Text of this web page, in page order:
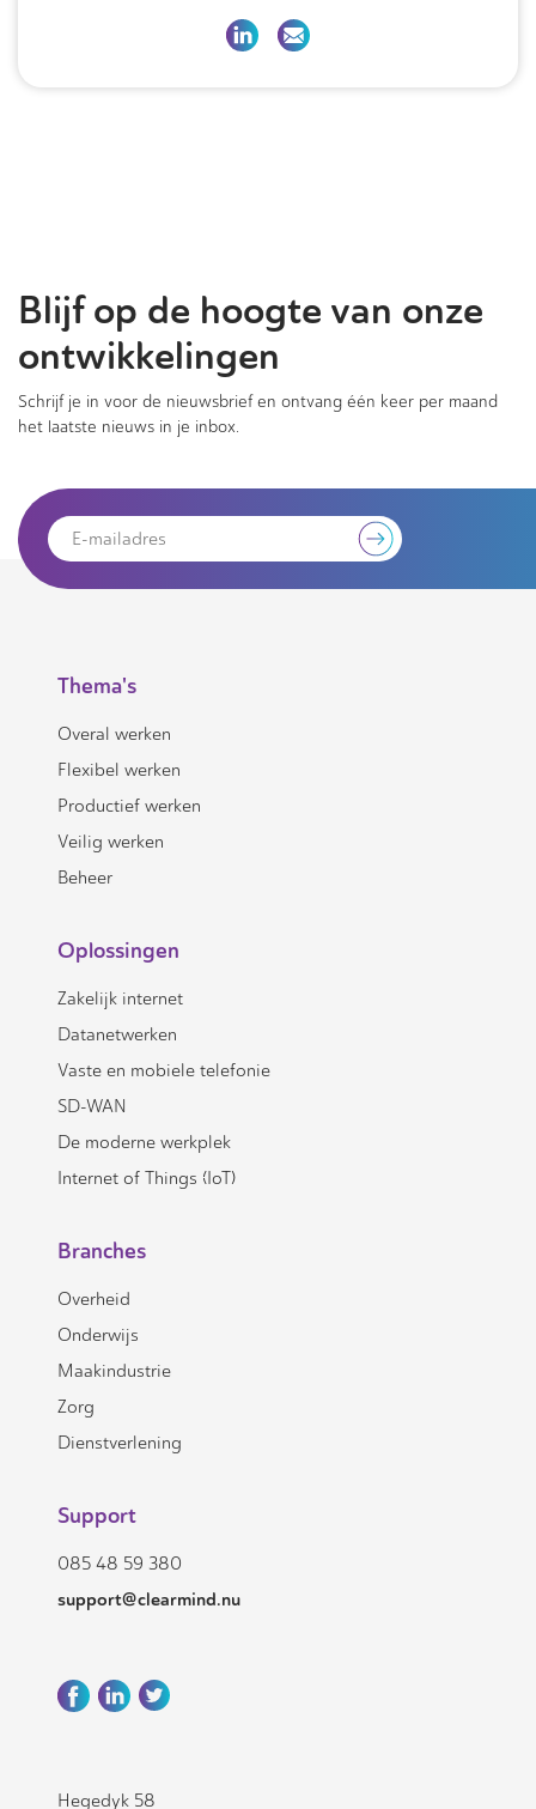
Blijf op de hoogte van onze
ontwikkelingen
Schrijf je in voor de nieuwsbrief en ontvang één keer per maand
het laatste nieuws in je inbox.
Thema's
Overal werken
Flexibel werken
Productief werken
Veilig werken
Beheer
Oplossingen
Zakelijk internet
Datanetwerken
Vaste en mobiele telefonie
SD-WAN
De moderne werkplek
Internet of Things (IoT)
Branches
Overheid
Onderwijs
Maakindustrie
Zorg
Dienstverlening
Support
085 48 59 380
support@clearmind.nu
Hegedyk 58